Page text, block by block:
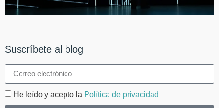
Suscríbete al blog
He leído y acepto la Política de privacidad